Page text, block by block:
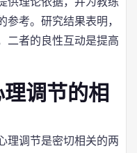
考。研究结果表明，
二者的良性互动是提高
调节的相
理调节是密切相关的两